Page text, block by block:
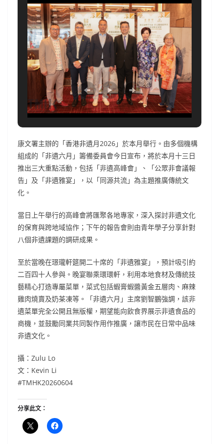
康文署主辦的「香港非遺月2026」於本月舉行。由多個機構
組成的「非遺六月」籌備委員會今日宣布，將於本月十三日
推出三大重點活動，包括「非遺高峰會」、「公眾非會議報
告」及「非遺雅宴」，以「同源共流」為主題推廣傳統文
化。
當日上午舉行的高峰會將匯聚各地專家，深入探討非遺文化
的保育與跨地域協作；下午的報告會則由青年學子分享針對
八個非遺課題的調研成果。
至於當晚在璟瓏軒筵開二十席的「非遺雅宴」，預計吸引約
二百四十人參與。晚宴聯乘環環軒，利用本地食材及傳統技
藝精心打造專屬菜單，菜式包括蝦膏蝦醬黃金五層肉、麻辣
雞肉燒賣及奶茶凍等。「非遺六月」主席劉智鵬強調，該非
遺菜單完全公開且無版權，期望能向飲食界展示非遺食品的
商機，並鼓勵同業共同製作用作推廣，讓市民在日常中品味
非遺文化。
攝：Zulu Lo
文：Kevin Li
#TMHK20260604
分享此文：